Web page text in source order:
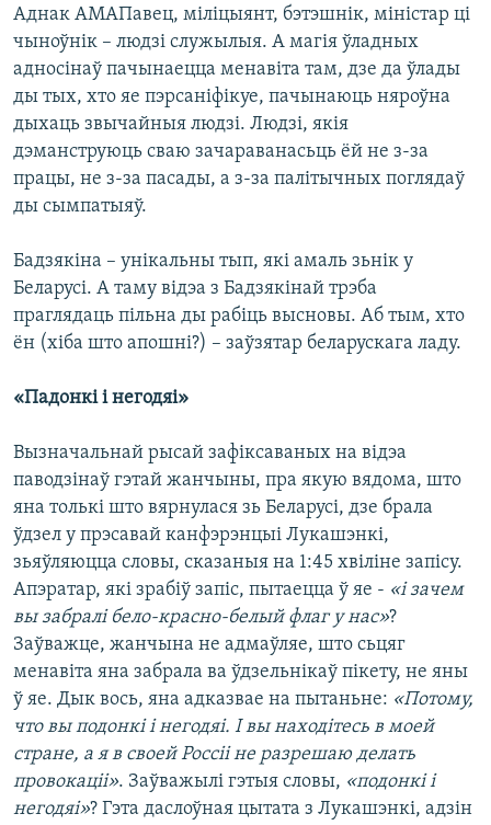
Аднак АМАПавец, міліцыянт, бэтэшнік, міністар ці
чыноўнік – людзі служылыя. А магія ўладных
адносінаў пачынаецца менавіта там, дзе да ўлады
ды тых, хто яе пэрсаніфікуе, пачынаюць няроўна
дыхаць звычайныя людзі. Людзі, якія
дэманструюць сваю зачараванасьць ёй не з-за
працы, не з-за пасады, а з-за палітычных поглядаў
ды сымпатыяў.
Бадзякіна – унікальны тып, які амаль зьнік у
Беларусі. А таму відэа з Бадзякінай трэба
праглядаць пільна ды рабіць высновы. Аб тым, хто
ён (хіба што апошні?) – заўзятар беларускага ладу.
«Падонкі і негодяі»
Вызначальнай рысай зафіксаваных на відэа
паводзінаў гэтай жанчыны, пра якую вядома, што
яна толькі што вярнулася зь Беларусі, дзе брала
ўдзел у прэсавай канфэрэнцыі Лукашэнкі,
зьяўляюцца словы, сказаныя на 1:45 хвіліне запісу.
Апэратар, які зрабіў запіс, пытаецца ў яе - «і зачем
вы забралі бело-красно-белый флаг у нас»?
Заўважце, жанчына не адмаўляе, што сьцяг
менавіта яна забрала ва ўдзельнікаў пікету, не яны
ў яе. Дык вось, яна адказвае на пытаньне: «Потому,
что вы подонкі і негодяі. І вы находітесь в моей
стране, а я в своей Россіі не разрешаю делать
провокаціі». Заўважылі гэтыя словы, «подонкі і
негодяі»? Гэта даслоўная цытата з Лукашэнкі, адзін